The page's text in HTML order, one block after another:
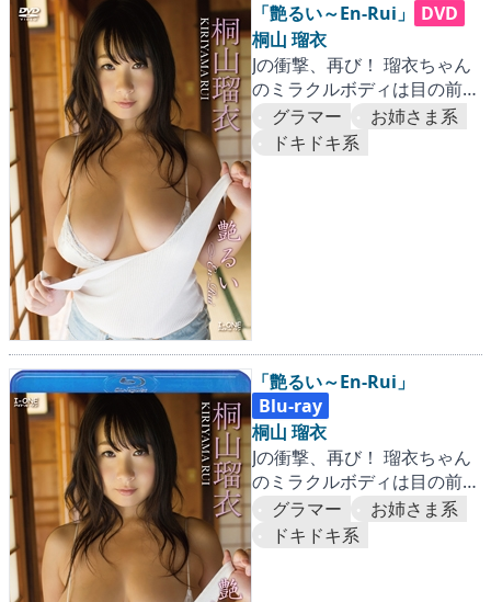
「艶るい～En-Rui」
DVD
桐山 瑠衣
Jの衝撃、再び！ 瑠衣ちゃん
のミラクルボディは目の前
だ！！
グラマー
お姉さま系
ドキドキ系
「艶るい～En-Rui」
Blu-ray
桐山 瑠衣
Jの衝撃、再び！ 瑠衣ちゃん
のミラクルボディは目の前
だ！！
グラマー
お姉さま系
ドキドキ系